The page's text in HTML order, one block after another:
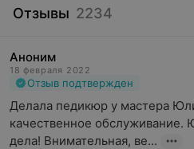
Отзывы 2234
Аноним
18 февраля 2022
Отзыв подтвержден
Делала педикюр у мастера
качественное обслуживание.
дела! Внимательная, ве...